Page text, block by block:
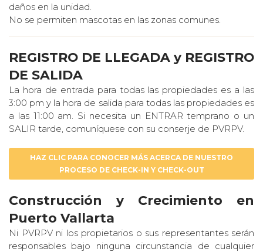
daños en la unidad.
No se permiten mascotas en las zonas comunes.
REGISTRO DE LLEGADA y REGISTRO
DE SALIDA
La hora de entrada para todas las propiedades es a las
3:00 pm y la hora de salida para todas las propiedades es
a las 11:00 am. Si necesita un ENTRAR temprano o un
SALIR tarde, comuníquese con su conserje de PVRPV.
HAZ CLIC PARA CONOCER MÁS ACERCA DE NUESTRO
PROCESO DE CHECK-IN Y CHECK-OUT
Construcción y Crecimiento en
Puerto Vallarta
Ni PVRPV ni los propietarios o sus representantes serán
responsables bajo ninguna circunstancia de cualquier